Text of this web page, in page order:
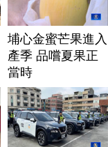
埔心金蜜芒果進入
產季 品嚐夏果正
當時